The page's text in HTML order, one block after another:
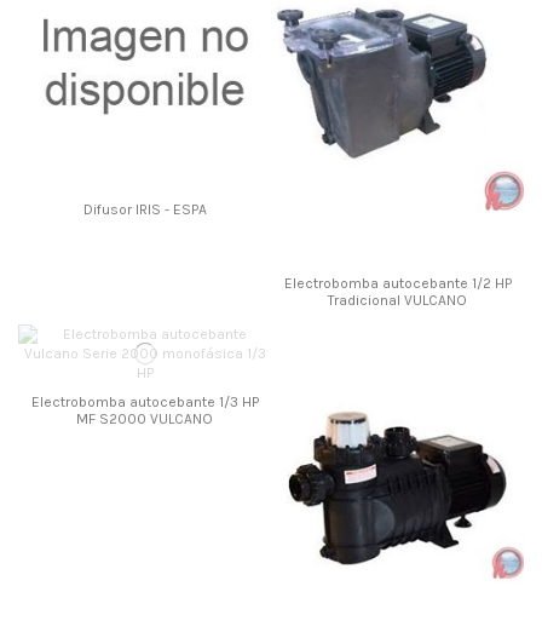
Difusor IRIS - ESPA
Electrobomba autocebante 1/2 HP
Tradicional VULCANO
Electrobomba autocebante 1/3 HP
MF S2000 VULCANO